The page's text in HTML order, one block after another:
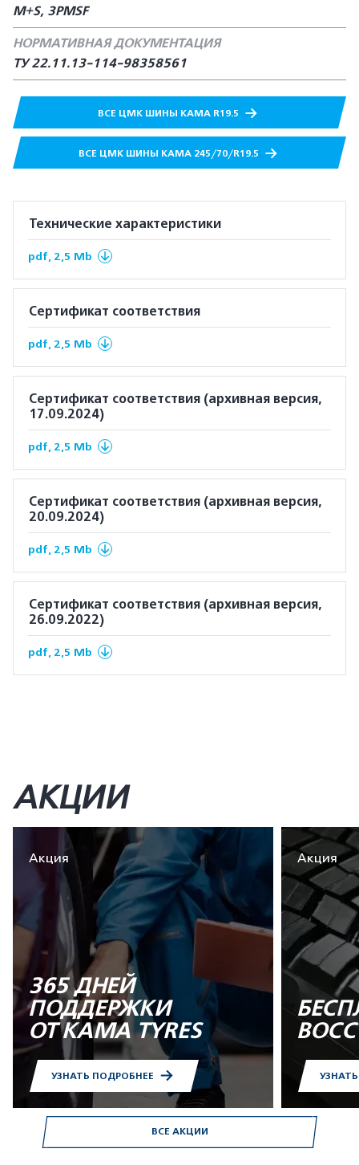
M+S, 3PMSF
НОРМАТИВНАЯ ДОКУМЕНТАЦИЯ
ТУ 22.11.13-114-98358561
ВСЕ ЦМК ШИНЫ КАМА R19.5
ВСЕ ЦМК ШИНЫ КАМА 245/70/R19.5
Технические характеристики
pdf, 2,5 Mb
Сертификат соответствия
pdf, 2,5 Mb
Сертификат соответствия (архивная версия,
17.09.2024)
pdf, 2,5 Mb
Сертификат соответствия (архивная версия,
20.09.2024)
pdf, 2,5 Mb
Сертификат соответствия (архивная версия,
26.09.2022)
pdf, 2,5 Mb
ВСЕ АКЦИИ
АКЦИИ
Акция
365 ДНЕЙ
ПОДДЕРЖКИ
ОТ KAMA TYRES
УЗНАТЬ ПОДРОБНЕЕ
Акция